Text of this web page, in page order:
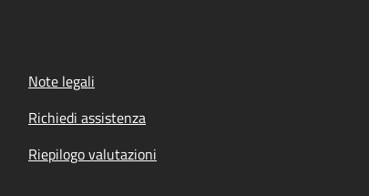
Note legali
Richiedi assistenza
Riepilogo valutazioni